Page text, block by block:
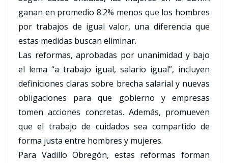
ganan en promedio 8.2% menos que los hombres
por trabajos de igual valor, una diferencia que
estas medidas buscan eliminar.
Las reformas, aprobadas por unanimidad y bajo
el lema “a trabajo igual, salario igual”, incluyen
definiciones claras sobre brecha salarial y nuevas
obligaciones para que gobierno y empresas
tomen acciones concretas. Además, promueven
que el trabajo de cuidados sea compartido de
forma justa entre hombres y mujeres.
Para Vadillo Obregón, estas reformas forman